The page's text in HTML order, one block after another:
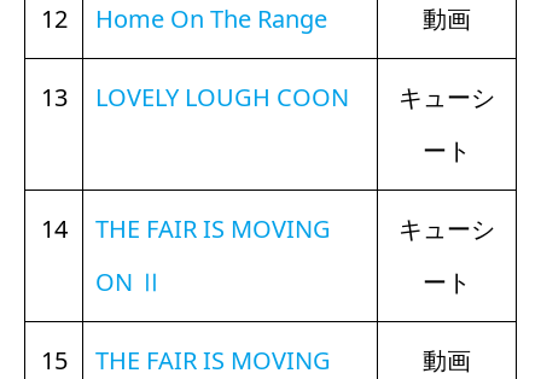
12 Home On The Range 動画
13 LOVELY LOUGH COON
キューシ
ート
14
THE FAIR IS MOVING
ON Ⅱ
キューシ
ート
15
THE FAIR IS MOVING
動画